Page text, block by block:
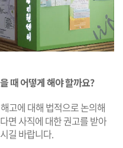
때 어떻게 해야 할까요?
고에 대해 법적으로 논의해
면 사직에 대한 권고를 받아
길 바랍니다.